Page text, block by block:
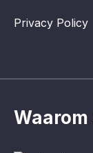
Privacy Policy